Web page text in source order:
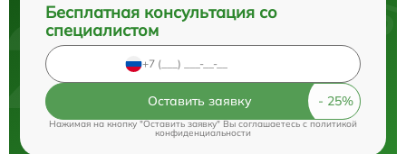
Бесплатная консультация со
специалистом
Оставить заявку
Нажимая на кнопку "Оставить заявку" Вы соглашаетесь cполитикой
конфиденциальности